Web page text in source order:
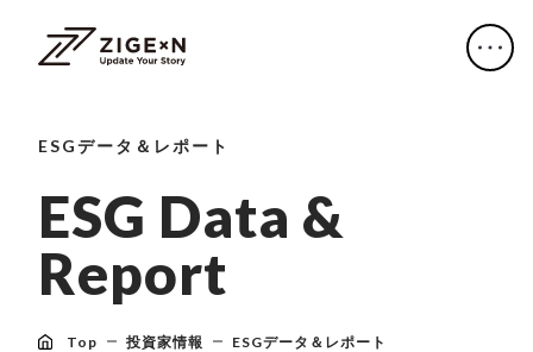
ESGデータ＆レポート
ESG Data &
Report
Top 投資家情報 ESGデータ＆レポート